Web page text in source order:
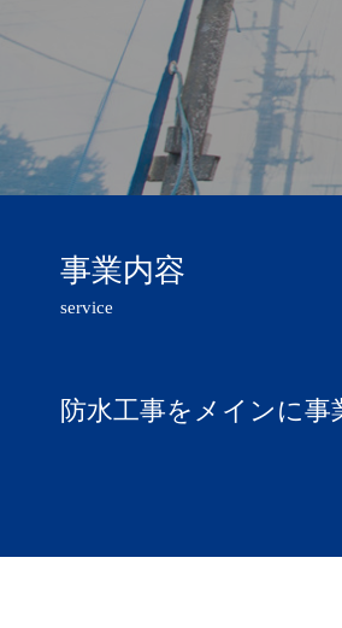
事業内容
service
防水工事をメインに事